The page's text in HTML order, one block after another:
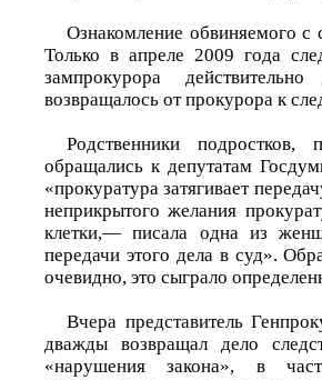
Ознакомление обвиняемого
Только в апреле 2009 года
зампрокурора
возвращалось от прокурора к
Родственники
обращались к депутатам
«прокуратура затягивает
неприкрытого желания
клетки,— писала одна из
передачи этого дела в суд».
очевидно, это сыграло
Вчера представитель
дважды возвращал дело
«нарушения закона», в